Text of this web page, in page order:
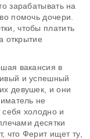
зарабатывать на
помочь дочери.
чтобы платить
открытие
вакансия в
и успешный
девушек, и они
не
холодно и
десятки
что Ферит ищет ту,